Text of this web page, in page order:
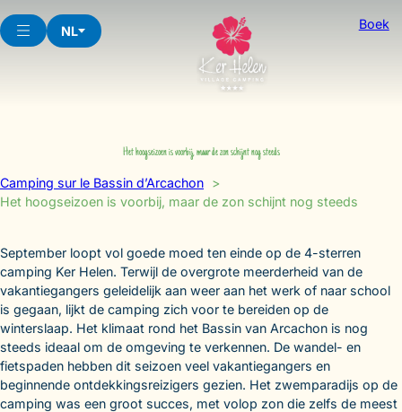
to
content
NL Boek
Het hoogseizoen is voorbij, maar de zon schijnt nog steeds
Camping sur le Bassin d’Arcachon
Het hoogseizoen is voorbij, maar de zon schijnt nog steeds
September loopt vol goede moed ten einde op de 4-sterren
camping Ker Helen. Terwijl de overgrote meerderheid van de
vakantiegangers geleidelijk aan weer aan het werk of naar school
is gegaan, lijkt de camping zich voor te bereiden op de
winterslaap. Het klimaat rond het Bassin van Arcachon is nog
steeds ideaal om de omgeving te verkennen. De wandel- en
fietspaden hebben dit seizoen veel vakantiegangers en
beginnende ontdekkingsreizigers gezien. Het zwemparadijs op de
camping was een groot succes, met volop zon die zelfs de meest